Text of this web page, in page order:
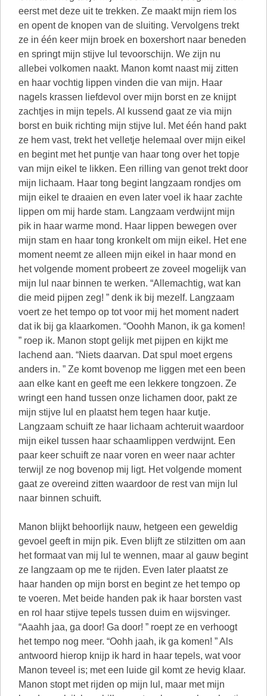
Manon blijkt behoorlijk nauw, hetgeen een geweldig
gevoel geeft in mijn pik. Even blijft ze stilzitten om aan
het formaat van mij lul te wennen, maar al gauw begint
ze langzaam op me te rijden. Even later plaatst ze
haar handen op mijn borst en begint ze het tempo op
te voeren. Met beide handen pak ik haar borsten vast
en rol haar stijve tepels tussen duim en wijsvinger.
“Aaahh jaa, ga door! Ga door! ” roept ze en verhoogt
het tempo nog meer. “Oohh jaah, ik ga komen! ” Als
antwoord hierop knijp ik hard in haar tepels, wat voor
Manon teveel is; met een luide gil komt ze hevig klaar.
Manon stopt met rijden op mijn lul, maar met mijn